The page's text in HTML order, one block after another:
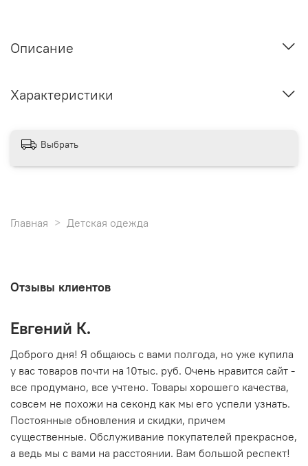
Описание
Характеристики
Выбрать
Главная Детская одежда
Отзывы клиентов
Евгений К.
Доброго дня! Я общаюсь с вами полгода, но уже купила
у вас товаров почти на 10тыс. руб. Очень нравится сайт -
все продумано, все учтено. Товары хорошего качества,
совсем не похожи на секонд как мы его успели узнать.
Постоянные обновления и скидки, причем
существенные. Обслуживание покупателей прекрасное,
а ведь мы с вами на расстоянии. Вам большой респект!